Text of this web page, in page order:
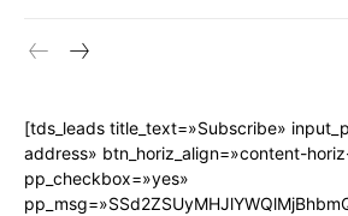
[tds_leads title_text=»Subscribe»
address» btn_horiz_align=»content-
pp_checkbox=»yes»